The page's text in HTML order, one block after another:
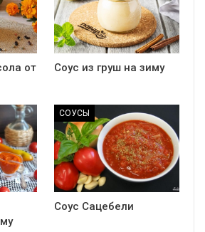
от
Соус из груш на зиму
СОУСЫ
Соус Сацебели